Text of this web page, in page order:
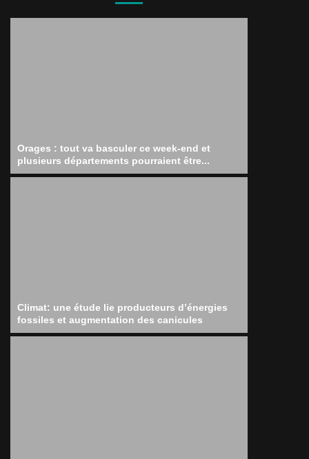
Orages : tout va basculer ce week-end et
plusieurs départements pourraient être...
Climat: une étude lie producteurs d’énergies
fossiles et augmentation des canicules